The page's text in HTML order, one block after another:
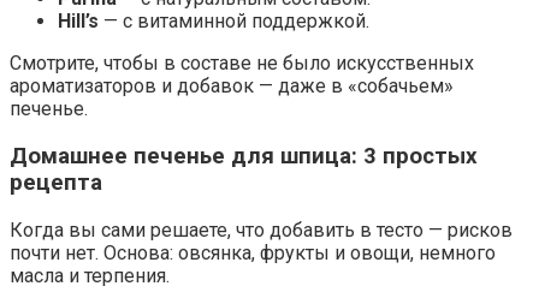
Hill’s — с витаминной поддержкой.
Смотрите, чтобы в составе не было искусственных
ароматизаторов и добавок — даже в «собачьем»
печенье.
Домашнее печенье для шпица: 3 простых
рецепта
Когда вы сами решаете, что добавить в тесто — рисков
почти нет. Основа: овсянка, фрукты и овощи, немного
масла и терпения.